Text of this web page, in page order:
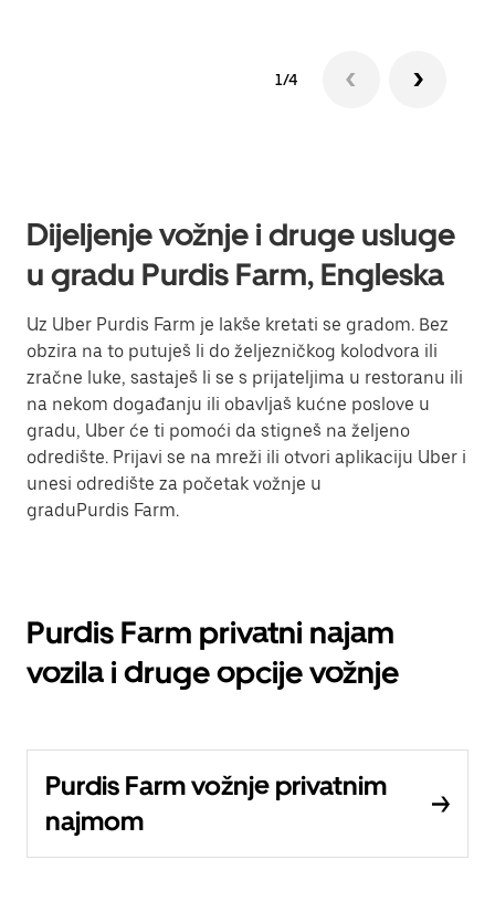
1/4
Dijeljenje vožnje i druge usluge
u gradu Purdis Farm, Engleska
Uz Uber Purdis Farm je lakše kretati se gradom. Bez
obzira na to putuješ li do željezničkog kolodvora ili
zračne luke, sastaješ li se s prijateljima u restoranu ili
na nekom događanju ili obavljaš kućne poslove u
gradu, Uber će ti pomoći da stigneš na željeno
odredište. Prijavi se na mreži ili otvori aplikaciju Uber i
unesi odredište za početak vožnje u
graduPurdis Farm.
Purdis Farm privatni najam
vozila i druge opcije vožnje
Purdis Farm vožnje privatnim
najmom